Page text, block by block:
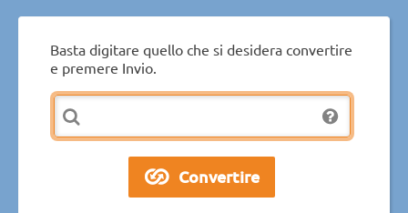
Basta digitare quello che si desidera convertire
e premere Invio.